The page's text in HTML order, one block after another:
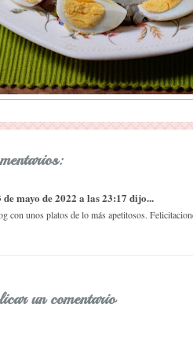
de mayo de 2022 a las 23:17 dijo...
con unos platos de lo más apetitosos.
un comentario